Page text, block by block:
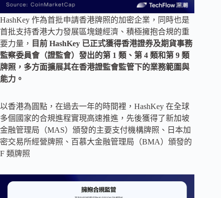
HashKey 作為首批申請香港牌照的加密企業，同時也是
首批支持香港大力發展區塊鏈經濟、積極擁抱合規的重
要力量， 目前 HashKey 已正式獲得香港證券及期貨事務
監察委員會（證監會）發出的第 1 類、第 4 類和第 9 類
牌照，多方面擴展其在香港證監會監管下的業務範圍與
能力。
以香港為圓點，在過去一年的時間裡，HashKey 在全球
多個國家的合規進程實現高速推進，先後獲得了新加坡
金融管理局（MAS）頒發的主要支付機構牌照、日本加
密交易所經營牌照、百慕大金融管理局（BMA）頒發的
F 類牌照